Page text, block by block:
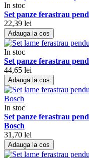
In stoc
Set panze ferastrau
22,39 lei
Adauga la cos
In stoc
Set panze ferastrau
44,65 lei
Adauga la cos
In stoc
Set panze ferastrau
Bosch
31,70 lei
Adauga la cos